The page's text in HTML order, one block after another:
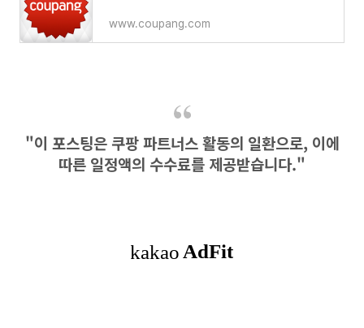
www.coupang.com
"이 포스팅은 쿠팡 파트너스 활동의 일환으로, 이에
따른 일정액의 수수료를 제공받습니다."